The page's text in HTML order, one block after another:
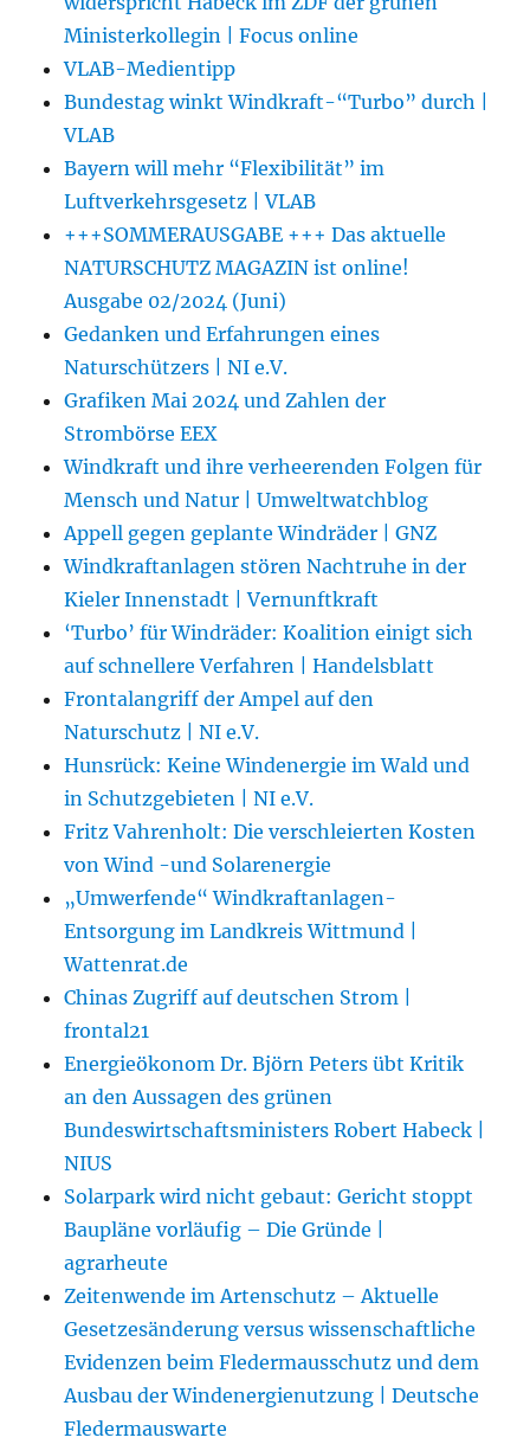
Ministerkollegin | Focus online
VLAB-Medientipp
Bundestag winkt Windkraft-“Turbo” durch |
VLAB
Bayern will mehr “Flexibilität” im
Luftverkehrsgesetz | VLAB
+++SOMMERAUSGABE +++ Das aktuelle
NATURSCHUTZ MAGAZIN ist online!
Ausgabe 02/2024 (Juni)
Gedanken und Erfahrungen eines
Naturschützers | NI e.V.
Grafiken Mai 2024 und Zahlen der
Strombörse EEX
Windkraft und ihre verheerenden Folgen für
Mensch und Natur | Umweltwatchblog
Appell gegen geplante Windräder | GNZ
Windkraftanlagen stören Nachtruhe in der
Kieler Innenstadt | Vernunftkraft
‘Turbo’ für Windräder: Koalition einigt sich
auf schnellere Verfahren | Handelsblatt
Frontalangriff der Ampel auf den
Naturschutz | NI e.V.
Hunsrück: Keine Windenergie im Wald und
in Schutzgebieten | NI e.V.
Fritz Vahrenholt: Die verschleierten Kosten
von Wind -und Solarenergie
„Umwerfende“ Windkraftanlagen-
Entsorgung im Landkreis Wittmund |
Wattenrat.de
Chinas Zugriff auf deutschen Strom |
frontal21
Energieökonom Dr. Björn Peters übt Kritik
an den Aussagen des grünen
Bundeswirtschaftsministers Robert Habeck |
NIUS
Solarpark wird nicht gebaut: Gericht stoppt
Baupläne vorläufig – Die Gründe |
agrarheute
Zeitenwende im Artenschutz – Aktuelle
Gesetzesänderung versus wissenschaftliche
Evidenzen beim Fledermausschutz und dem
Ausbau der Windenergienutzung | Deutsche
Fledermauswarte